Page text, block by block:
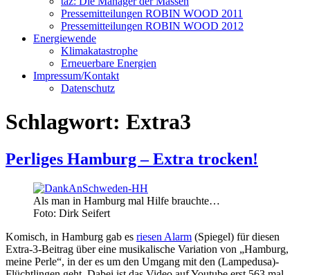
Pressemitteilungen ROBIN WOOD 2011
Pressemitteilungen ROBIN WOOD 2012
Energiewende
Klimakatastrophe
Erneuerbare Energien
Impressum/Kontakt
Datenschutz
Schlagwort: Extra3
Perliges Hamburg – Extra trocken!
Als man in Hamburg mal Hilfe brauchte…
Foto: Dirk Seifert
Komisch, in Hamburg gab es riesen Alarm (Spiegel) für diesen
Extra-3-Beitrag über eine musikalische Variation von „Hamburg,
meine Perle“, in der es um den Umgang mit den (Lampedusa)-